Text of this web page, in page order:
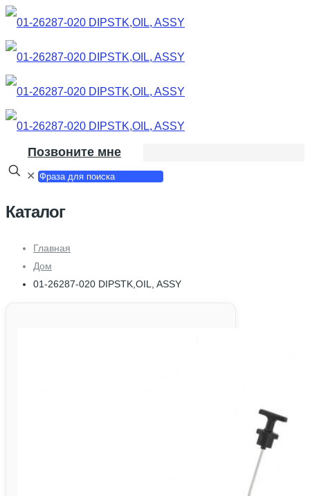
Позвоните мне
✕
Каталог
Главная
Дом
01-26287-020 DIPSTK,OIL, ASSY